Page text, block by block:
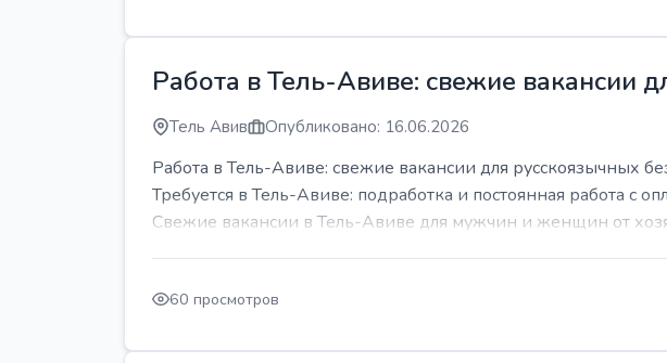
Работа в Тель-Авиве: свежие вакансии
Тель Авив Опубликовано: 16.06.2026
Работа в Тель-Авиве: свежие вакансии для русскоязычных
Требуется в Тель-Авиве: подработка и постоянная работа с
Свежие вакансии в Тель-Авиве для мужчин и женщин от
60 просмотров